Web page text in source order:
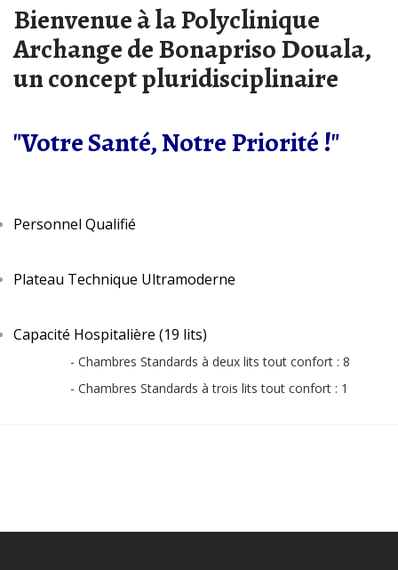
Bienvenue à la Polyclinique
Archange de Bonapriso Douala,
un concept pluridisciplinaire
"Votre Santé, Notre Priorité !"
Personnel Qualifié
Plateau Technique Ultramoderne
Capacité Hospitalière (19 lits)
- Chambres Standards à deux lits tout confort : 8
- Chambres Standards à trois lits tout confort : 1